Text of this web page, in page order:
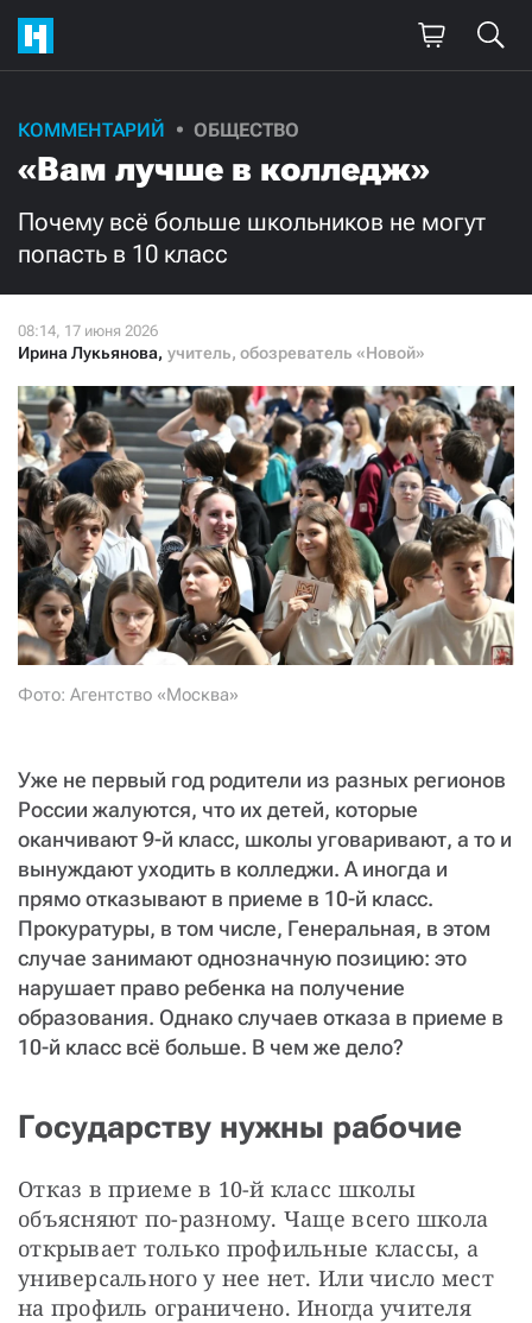
КОММЕНТАРИЙ ОБЩЕСТВО
«Вам лучше в колледж»
Почему всё больше школьников не могут
попасть в 10 класс
Ирина Лукьянова, учитель, обозреватель «Новой»
Фото: Агентство «Москва»
Уже не первый год родители из разных регионов
России жалуются, что их детей, которые
оканчивают 9-й класс, школы уговаривают, а то и
вынуждают уходить в колледжи. А иногда и
прямо отказывают в приеме в 10-й класс.
Прокуратуры, в том числе, Генеральная, в этом
случае занимают однозначную позицию: это
нарушает право ребенка на получение
образования. Однако случаев отказа в приеме в
10-й класс всё больше. В чем же дело?
Государству нужны рабочие
Отказ в приеме в 10-й класс школы
объясняют по-разному. Чаще всего школа
открывает только профильные классы, а
универсального у нее нет. Или число мест
на профиль ограничено. Иногда учителя
Поддержите
нашу работу!
Ежемесячно Разово
500 300
Нажимая кнопку «Стать соучастником»,
я принимаю условия и подтверждаю свое гражданство РФ
СТАТЬ СОУЧАСТНИКОМ
ПОДЕЛИТЬСЯ С ДРУЗЬЯМИ
Если у вас есть вопросы, пишите donate@novayagazeta.ruили
звоните:
+7 (929) 612-03-68